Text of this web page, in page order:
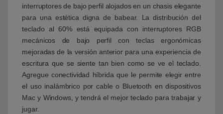
interruptores de bajo perfil alojados en un chasis elegante
para una estética digna de babear. La distribución del
teclado al 60% está equipada con interruptores RGB
mecánicos de bajo perfil con teclas ergonómicas
mejoradas de la versión anterior para una experiencia de
escritura que se siente tan bien como se ve el teclado.
Agregue conectividad híbrida que le permite elegir entre
el uso inalámbrico por cable o Bluetooth en dispositivos
Mac y Windows, y tendrá el mejor teclado para trabajar y
jugar.